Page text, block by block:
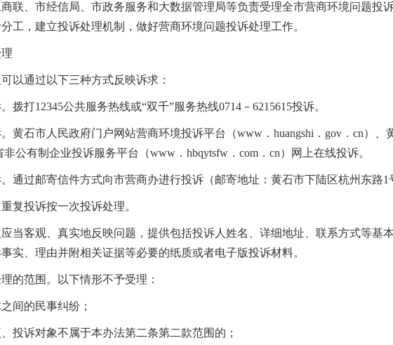
联、市经信局、市政务服务和大数据管理局等负责受理全市营商环境问题投
工，建立投诉处理机制，做好营商环境问题投诉处理工作。
以通过以下三种方式反映诉求：
拨打12345公共服务热线或“双千”服务热线0714－6215615投诉。
。黄石市人民政府门户网站营商环境投诉平台（www．huangshi．gov．cn）
非公有制企业投诉服务平台（www．hbqytsfw．com．cn）网上在线投诉。
。通过邮寄信件方式向市营商办进行投诉（邮寄地址：黄石市下陆区杭州东路1
复投诉按一次投诉处理。
当客观、真实地反映问题，提供包括投诉人姓名、详细地址、联系方式等基
实、理由并附相关证据等必要的纸质或者电子版投诉材料。
的范围。以下情形不予受理：
间的民事纠纷；
、投诉对象不属于本办法第二条第二款范围的；